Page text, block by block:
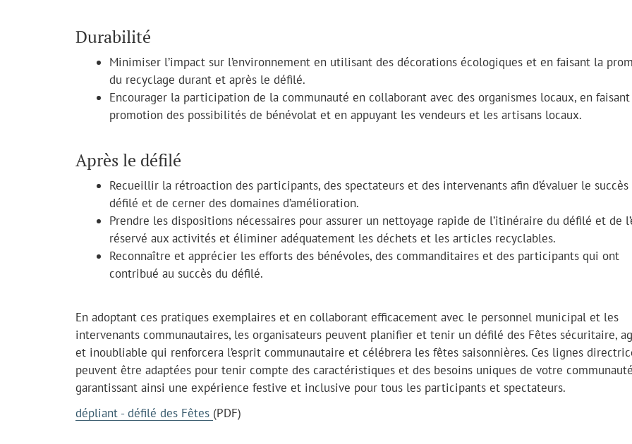
Durabilité
Minimiser l’impact sur l’environnement en utilisant des décorations écologiques et en faisant la
du recyclage durant et après le défilé.
Encourager la participation de la communauté en collaborant avec des organismes locaux, en
promotion des possibilités de bénévolat et en appuyant les vendeurs et les artisans locaux.
Après le défilé
Recueillir la rétroaction des participants, des spectateurs et des intervenants afin d’évaluer le succès
défilé et de cerner des domaines d’amélioration.
Prendre les dispositions nécessaires pour assurer un nettoyage rapide de l’itinéraire du défilé et de
réservé aux activités et éliminer adéquatement les déchets et les articles recyclables.
Reconnaître et apprécier les efforts des bénévoles, des commanditaires et des participants qui ont
contribué au succès du défilé.
En adoptant ces pratiques exemplaires et en collaborant efficacement avec le personnel municipal et les
intervenants communautaires, les organisateurs peuvent planifier et tenir un défilé des Fêtes sécuritaire,
et inoubliable qui renforcera l’esprit communautaire et célébrera les fêtes saisonnières. Ces lignes
peuvent être adaptées pour tenir compte des caractéristiques et des besoins uniques de votre
garantissant ainsi une expérience festive et inclusive pour tous les participants et spectateurs.
dépliant - défilé des Fêtes (PDF)